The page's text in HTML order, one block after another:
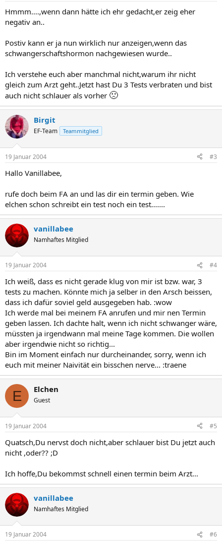
Hmmm....,wenn dann hätte ich ehr gedacht,er zeig eher
negativ an..
Postiv kann er ja nun wirklich nur anzeigen,wenn das
schwangerschaftshormon nachgewiesen wurde..
Ich verstehe euch aber manchmal nicht,warum ihr nicht
gleich zum Arzt geht..Jetzt hast Du 3 Tests verbraten und bist
auch nicht schlauer als vorher 🙁
Birgit
EF-Team Teammitglied
19 Januar 2004 #3
Hallo Vanillabee,
rufe doch beim FA an und las dir ein termin geben. Wie
elchen schon schreibt ein test noch ein test.......
vanillabee
Namhaftes Mitglied
19 Januar 2004 #4
Ich weiß, dass es nicht gerade klug von mir ist bzw. war, 3
tests zu machen. Könnte mich ja selber in den Arsch beissen,
dass ich dafür soviel geld ausgegeben hab. :wow
Ich werde mal bei meinem FA anrufen und mir nen Termin
geben lassen. Ich dachte halt, wenn ich nicht schwanger wäre,
müssten ja irgendwann mal meine Tage kommen. Die wollen
aber irgendwie nicht so richtig...
Bin im Moment einfach nur durcheinander, sorry, wenn ich
euch mit meiner Naivität ein bisschen nerve... :traene
E Elchen
Guest
19 Januar 2004 #5
Quatsch,Du nervst doch nicht,aber schlauer bist Du jetzt auch
nicht ,oder?? ;D
Ich hoffe,Du bekommst schnell einen termin beim Arzt...
vanillabee
Namhaftes Mitglied
19 Januar 2004 #6